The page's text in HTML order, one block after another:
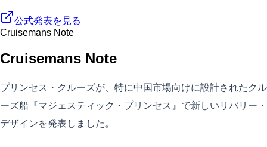
公式発表を見る
Cruisemans Note
Cruisemans Note
プリンセス・クルーズが、特に中国市場向けに設計されたクル
ーズ船『マジェスティック・プリンセス』で新しいリバリー・
デザインを発表しました。